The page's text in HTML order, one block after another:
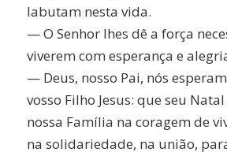
labutam nesta vida.
— O Senhor lhes dê a força
viverem com esperança e
— Deus, nosso Pai, nós
vosso Filho Jesus: que seu
nossa Família na coragem de
na solidariedade, na união,